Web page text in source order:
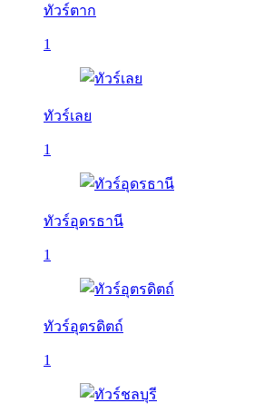
ทัวร์ตาก
1
ทัวร์เลย
1
ทัวร์อุดรธานี
1
ทัวร์อุตรดิตถ์
1